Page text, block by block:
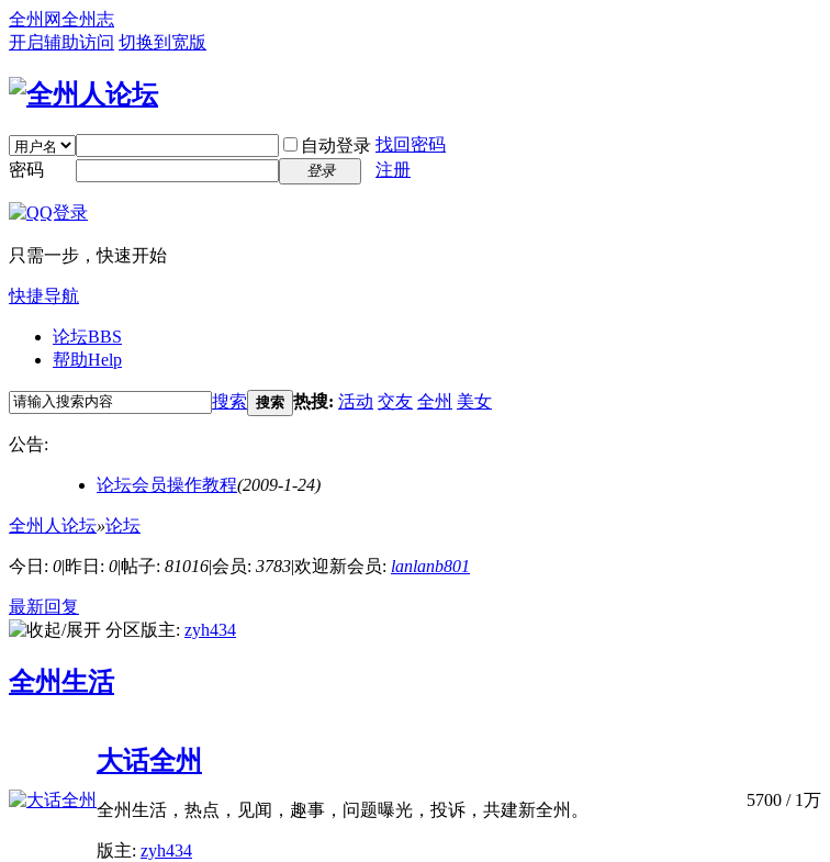
全州网全州志
开启辅助访问 切换到宽版
自动登录 找回密码
密码
登录 注册
只需一步，快速开始
快捷导航
论坛BBS
帮助Help
搜索 搜索 热搜: 活动 交友 全州 美女
公告:
论坛会员操作教程(2009-1-24)
全州人论坛»论坛
今日: 0|昨日: 0|帖子: 81016|会员: 3783|欢迎新会员: lanlanb801
最新回复
分区版主: zyh434
全州生活
大话全州
全州生活，热点，见闻，趣事，问题曝光，投诉，共建新全州。
版主: zyh434
5700 / 1万